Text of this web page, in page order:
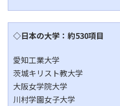
◇日本の大学：約530項目
愛知工業大学
茨城キリスト教大学
大阪女学院大学
川村学園女子大学